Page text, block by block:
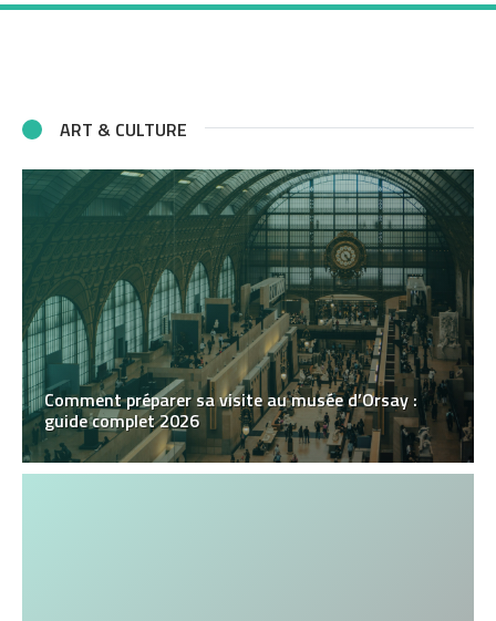
ART & CULTURE
Comment préparer sa visite au musée d’Orsay :
guide complet 2026